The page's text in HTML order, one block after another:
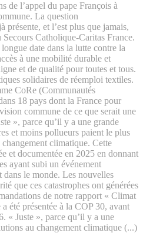
de l’appel du pape François à
La question
présente, et l’est plus que jamais,
Catholique-Caritas France.
date dans la lutte contre la
à une mobilité durable et
et de qualité pour toutes et tous.
solidaires de réemploi textiles.
CoRe (Communautés
18 pays dont la France pour
commune de ce que serait une
», parce qu’il y a une grande
et moins pollueurs paient le plus
climatique. Cette
et documentée en 2025 en donnant
ayant subi un événement
dans le monde. Les nouvelles
que ces catastrophes ont générées
de notre rapport « Climat
été présentée à la COP 30, avant
« Juste », parce qu’il y a une
au changement climatique (...)